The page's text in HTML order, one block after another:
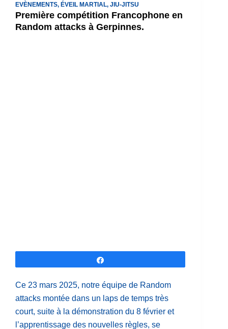
EVÈNEMENTS, ÉVEIL MARTIAL, JIU-JITSU
Première compétition Francophone en
Random attacks à Gerpinnes.
Ce 23 mars 2025, notre équipe de Random
attacks montée dans un laps de temps très
court, suite à la démonstration du 8 février et
l’apprentissage des nouvelles règles, se